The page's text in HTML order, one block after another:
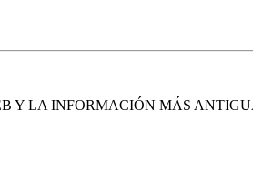
Y LA INFORMACIÓN MÁS